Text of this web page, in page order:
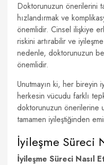
Doktorunuzun önerilerini
hızlandırmak ve
önemlidir. Cinsel ilişkiye
riskini artırabilir ve
nedenle, doktorunuzun
önemlidir.
Unutmayın ki, her bireyin
herkesin vücudu farklı
doktorunuzun önerilerine
tamamen iyileştiğinden
İyileşme Süreci
İyileşme Süreci Nasıl